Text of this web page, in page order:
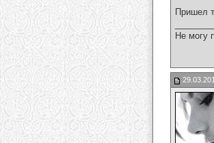
Пришел
Не могу